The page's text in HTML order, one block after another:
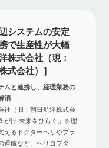
システムの安定
で生産性が大幅
株式会社（現：
式会社）］
ムと連携し、経理業務の
消
社（旧：朝日航洋株式会
がけ 未来をひらく」を理
えるドクターヘリやプラ
運航など、ヘリコプタ